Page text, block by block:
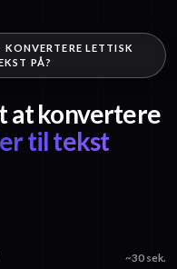
KONVERTERE LETTISK
PÅ?
at konvertere
til tekst
~30 sek.